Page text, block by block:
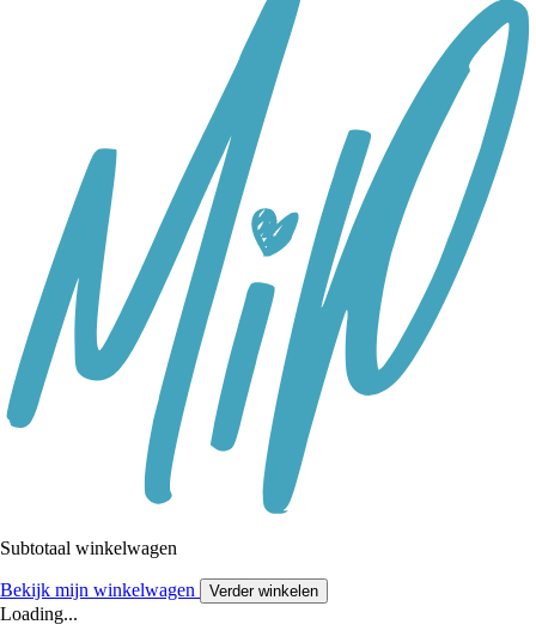
Subtotaal winkelwagen
Bekijk mijn winkelwagen Verder winkelen
Loading...